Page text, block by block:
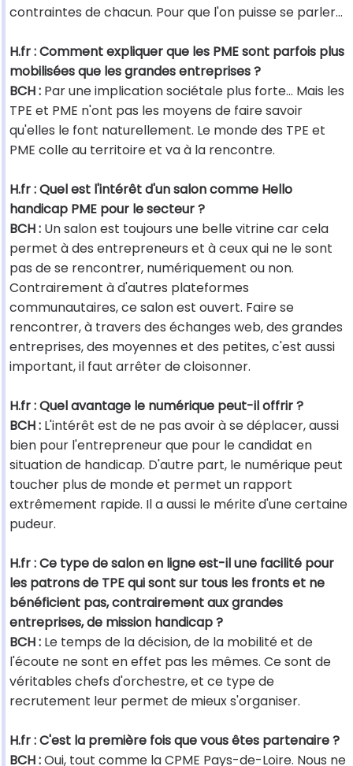
contraintes de chacun. Pour que l'on puisse se parler…
H.fr : Comment expliquer que les PME sont parfois plus
mobilisées que les grandes entreprises ?
BCH : Par une implication sociétale plus forte... Mais les
TPE et PME n'ont pas les moyens de faire savoir
qu'elles le font naturellement. Le monde des TPE et
PME colle au territoire et va à la rencontre.
H.fr : Quel est l'intérêt d'un salon comme Hello
handicap PME pour le secteur ?
BCH : Un salon est toujours une belle vitrine car cela
permet à des entrepreneurs et à ceux qui ne le sont
pas de se rencontrer, numériquement ou non.
Contrairement à d'autres plateformes
communautaires, ce salon est ouvert. Faire se
rencontrer, à travers des échanges web, des grandes
entreprises, des moyennes et des petites, c'est aussi
important, il faut arrêter de cloisonner.
H.fr : Quel avantage le numérique peut-il offrir ?
BCH : L'intérêt est de ne pas avoir à se déplacer, aussi
bien pour l'entrepreneur que pour le candidat en
situation de handicap. D'autre part, le numérique peut
toucher plus de monde et permet un rapport
extrêmement rapide. Il a aussi le mérite d'une certaine
pudeur.
H.fr : Ce type de salon en ligne est-il une facilité pour
les patrons de TPE qui sont sur tous les fronts et ne
bénéficient pas, contrairement aux grandes
entreprises, de mission handicap ?
BCH : Le temps de la décision, de la mobilité et de
l'écoute ne sont en effet pas les mêmes. Ce sont de
véritables chefs d'orchestre, et ce type de
recrutement leur permet de mieux s'organiser.
H.fr : C'est la première fois que vous êtes partenaire ?
BCH :Oui, tout comme la CPME Pays-de-Loire. Nous ne